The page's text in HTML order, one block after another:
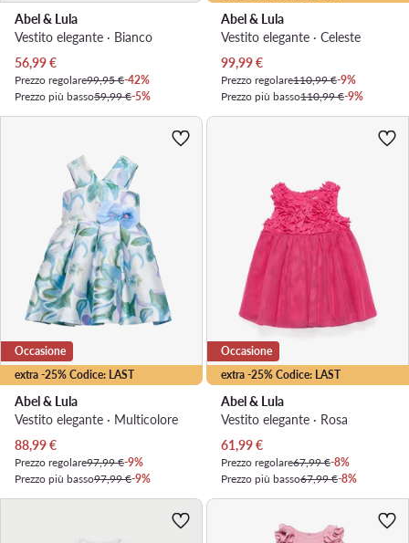
Abel & Lula
Vestito elegante · Bianco
Prezzo attuale
56,99€
Prezzo regolare99,95 €-42%
Prezzo più basso59,99 €-5%
Abel & Lula
Vestito elegante · Celeste
Prezzo attuale
99,99€
Prezzo regolare110,99 €-9%
Prezzo più basso110,99 €-9%
extra -25% Codice: LAST
Occasione
Abel & Lula
Vestito elegante · Multicolore
Prezzo attuale
88,99€
Prezzo regolare97,99 €-9%
Prezzo più basso97,99 €-9%
extra -25% Codice: LAST
Occasione
Abel & Lula
Vestito elegante · Rosa
Prezzo attuale
61,99€
Prezzo regolare67,99 €-8%
Prezzo più basso67,99 €-8%